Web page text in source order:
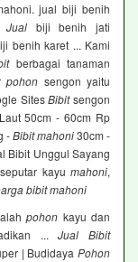
jual biji benih
Jual biji benih jati
benih karet ... Kami
berbagai tanaman
pohon sengon yaitu
SitesBibitsengon
50cm - 60cm Rp
-Bibit mahoni30cm -
Bibit Unggul Sayang
kayu mahoni,
bibit mahoni
pohon kayu dan
...Jual Bibit
| BudidayaPohon